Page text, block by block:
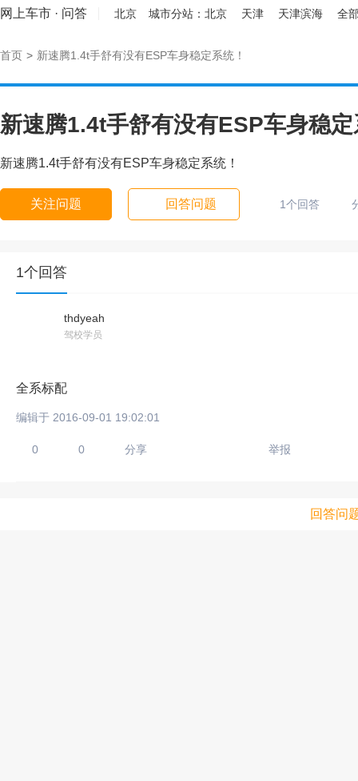
网上车市 · 问答 北京 城市分站： 北京 天津 天津滨海 全
首页 > 新速腾1.4t手舒有没有ESP车身稳定系统！
新速腾1.4t手舒有没有ESP车身稳
新速腾1.4t手舒有没有ESP车身稳定系统！
关注问题 回答问题 1个回答
1个回答
thdyeah
驾校学员
全系标配
编辑于 2016-09-01 19:02:01
0 0 分享 举报
回答问